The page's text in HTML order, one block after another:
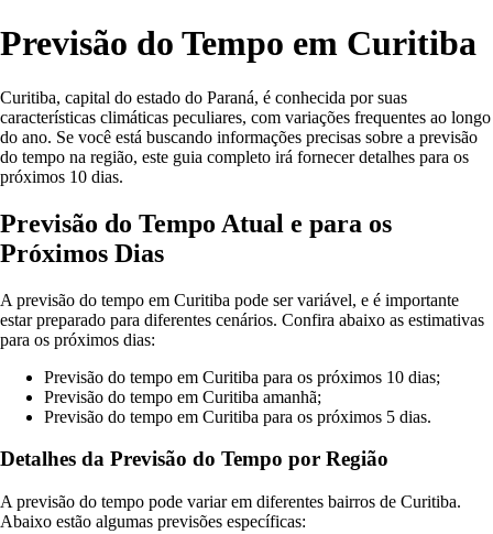
Previsão do Tempo em Curitiba
Curitiba, capital do estado do Paraná, é conhecida por suas
características climáticas peculiares, com variações frequentes ao longo
do ano. Se você está buscando informações precisas sobre a previsão
do tempo na região, este guia completo irá fornecer detalhes para os
próximos 10 dias.
Previsão do Tempo Atual e para os
Próximos Dias
A previsão do tempo em Curitiba pode ser variável, e é importante
estar preparado para diferentes cenários. Confira abaixo as estimativas
para os próximos dias:
Previsão do tempo em Curitiba para os próximos 10 dias;
Previsão do tempo em Curitiba amanhã;
Previsão do tempo em Curitiba para os próximos 5 dias.
Detalhes da Previsão do Tempo por Região
A previsão do tempo pode variar em diferentes bairros de Curitiba.
Abaixo estão algumas previsões específicas: